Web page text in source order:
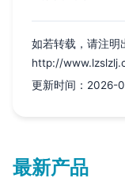
如若转载，请注明
http://
更新时间：2026-
最新产品